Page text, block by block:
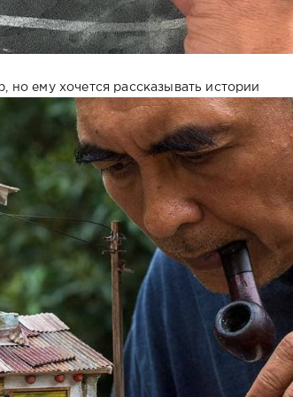
но ему хочется рассказывать истории